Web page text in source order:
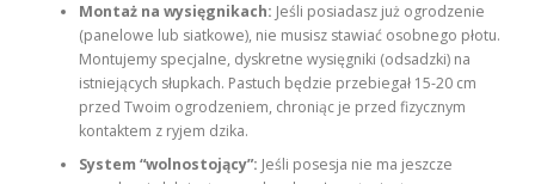
Montaż na wysięgnikach: Jeśli posiadasz już ogrodzenie
(panelowe lub siatkowe), nie musisz stawiać osobnego płotu.
Montujemy specjalne, dyskretne wysięgniki (odsadzki) na
istniejących słupkach. Pastuch będzie przebiegał 15-20 cm
przed Twoim ogrodzeniem, chroniąc je przed fizycznym
kontaktem z ryjem dzika.
System “wolnostojący”: Jeśli posesja nie ma jeszcze